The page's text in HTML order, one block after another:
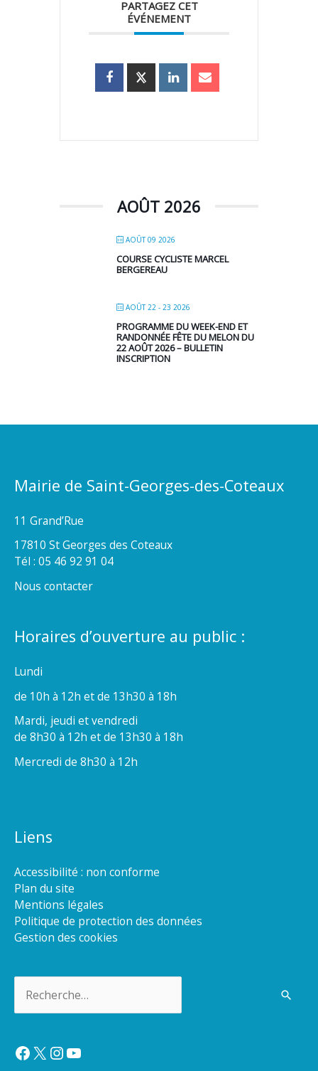
PARTAGEZ CET
ÉVÉNEMENT
AOÛT 2026
AOÛT 09 2026
COURSE CYCLISTE MARCEL
BERGEREAU
AOÛT 22 - 23 2026
PROGRAMME DU WEEK-END ET
RANDONNÉE FÊTE DU MELON DU
22 AOÛT 2026 – BULLETIN
INSCRIPTION
Mairie de Saint-Georges-des-Coteaux
11 Grand’Rue
17810 St Georges des Coteaux
Tél : 05 46 92 91 04
Nous contacter
Horaires d’ouverture au public :
Lundi
de 10h à 12h et de 13h30 à 18h
Mardi, jeudi et vendredi
de 8h30 à 12h et de 13h30 à 18h
Mercredi de 8h30 à 12h
Liens
Accessibilité : non conforme
Plan du site
Mentions légales
Politique de protection des données
Gestion des cookies
Facebook
X Instagram
YouTube